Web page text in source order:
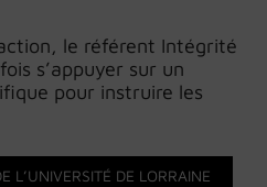
le référent Intégrité
s’appuyer sur un
pour instruire les
L’UNIVERSITÉ DE LORRAINE